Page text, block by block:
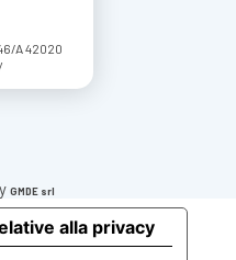
A 42020
GMDE srl
alla privacy